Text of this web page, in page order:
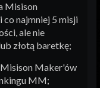
Misison
najmniej 5 misji
ale nie
złotą baretkę;
Maker'ów
MM;